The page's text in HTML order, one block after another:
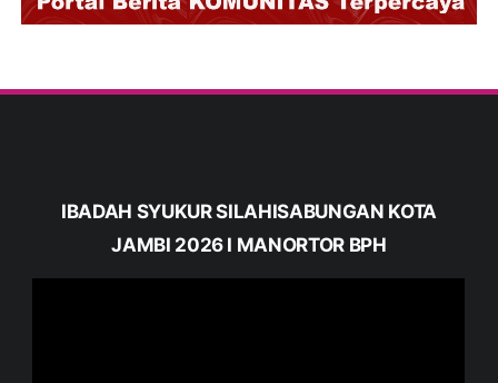
IBADAH SYUKUR SILAHISABUNGAN KOTA
JAMBI 2026 I MANORTOR BPH